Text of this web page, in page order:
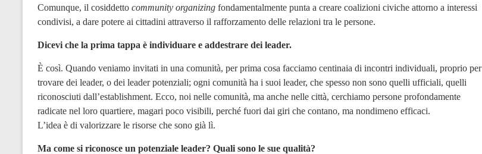
Comunque, il cosiddetto community organizing fondamentalmente punta a creare coalizioni civiche attorno a interessi
condivisi, a dare potere ai cittadini attraverso il rafforzamento delle relazioni tra le persone.
Dicevi che la prima tappa è individuare e addestrare dei leader.
È così. Quando veniamo invitati in una comunità, per prima cosa facciamo centinaia di incontri individuali, proprio per
trovare dei leader, o dei leader potenziali; ogni comunità ha i suoi leader, che spesso non sono quelli ufficiali, quelli
riconosciuti dall’establishment. Ecco, noi nelle comunità, ma anche nelle città, cerchiamo persone profondamente
radicate nel loro quartiere, magari poco visibili, perché fuori dai giri che contano, ma nondimeno efficaci.
L’idea è di valorizzare le risorse che sono già lì.
Ma come si riconosce un potenziale leader? Quali sono le sue qualità?